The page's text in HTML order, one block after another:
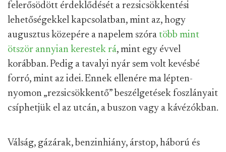
felerősödött érdeklődését a rezsicsökkentési
lehetőségekkel kapcsolatban, mint az, hogy
augusztus közepére a napelem szóra több mint
ötször annyian kerestek rá, mint egy évvel
korábban. Pedig a tavalyi nyár sem volt kevésbé
forró, mint az idei. Ennek ellenére ma lépten-
nyomon „rezsicsökkentő” beszélgetések foszlányait
csíphetjük el az utcán, a buszon vagy a kávézókban.
Válság, gázárak, benzinhiány, árstop, háború és